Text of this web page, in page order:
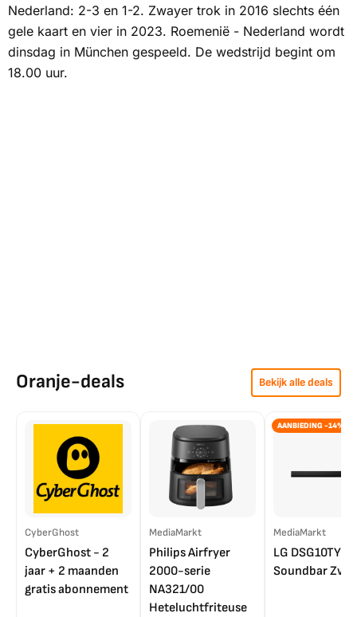
Nederland: 2-3 en 1-2. Zwayer trok in 2016 slechts één
gele kaart en vier in 2023. Roemenië - Nederland wordt
dinsdag in München gespeeld. De wedstrijd begint om
18.00 uur.
Oranje-deals Bekijk alle deals
CyberGhost
CyberGhost - 2
jaar + 2 maanden
gratis abonnement
MediaMarkt
Philips Airfryer
2000-serie
NA321/00
Heteluchtfriteuse
AANBIEDING -14%
MediaMarkt
LG DSG10TY
Soundbar